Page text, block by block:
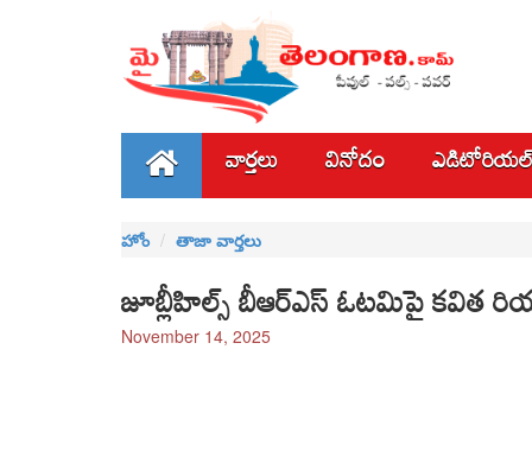
వార్తలు వినోదం
హోం తాజా వార్తలు
జూబ్లీహిల్స్‌ బీఆర్ఎస్‌ ఓటమిపై కవిత
November 14, 2025